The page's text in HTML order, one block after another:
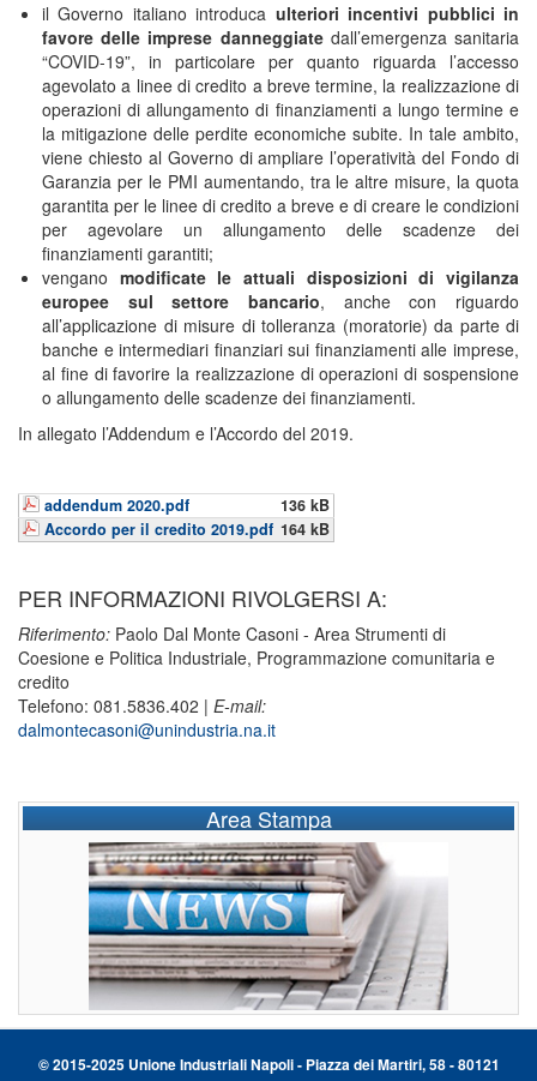
il Governo italiano introduca ulteriori incentivi pubblici in
favore delle imprese danneggiatedall’emergenza sanitaria
“COVID-19”, in particolare per quanto riguarda l’accesso
agevolato a linee di credito a breve termine, la realizzazione di
operazioni di allungamento di finanziamenti a lungo termine e
la mitigazione delle perdite economiche subite. In tale ambito,
viene chiesto al Governo di ampliare l’operatività del Fondo di
Garanzia per le PMI aumentando, tra le altre misure, la quota
garantita per le linee di credito a breve e di creare le condizioni
per agevolare un allungamento delle scadenze dei
finanziamenti garantiti;
vengano modificate le attuali disposizioni di vigilanza
europee sul settore bancario, anche con riguardo
all’applicazione di misure di tolleranza (moratorie) da parte di
banche e intermediari finanziari sui finanziamenti alle imprese,
al fine di favorire la realizzazione di operazioni di sospensione
o allungamento delle scadenze dei finanziamenti.
In allegato l’Addendum e l’Accordo del 2019.
addendum 2020.pdf
136 kB
Accordo per il credito 2019.pdf 164 kB
PER INFORMAZIONI RIVOLGERSI A:
Riferimento: Paolo Dal Monte Casoni - Area Strumenti di
Coesione e Politica Industriale, Programmazione comunitaria e
credito
Telefono: 081.5836.402 | E-mail:
dalmontecasoni@unindustria.na.it
Area Stampa
© 2015-2025 Unione Industriali Napoli - Piazza dei Martiri, 58 - 80121